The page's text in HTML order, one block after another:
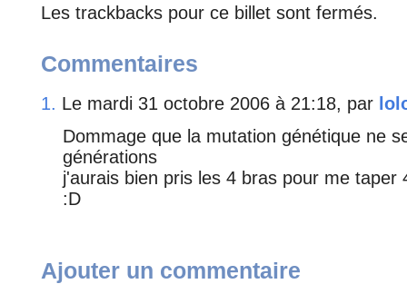
Les trackbacks pour ce billet sont fermés.
Commentaires
1. Le mardi 31 octobre 2006 à 21:18, par
Dommage que la mutation génétique ne
générations
j'aurais bien pris les 4 bras pour me taper
:D
Ajouter un commentaire